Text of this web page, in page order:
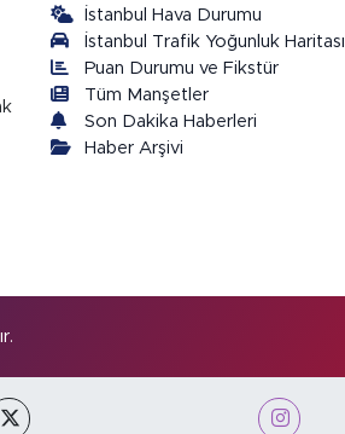
İstanbul Hava Durumu
İstanbul Trafik Yoğunluk Haritası
Puan Durumu ve Fikstür
Tüm Manşetler
Son Dakika Haberleri
Haber Arşivi